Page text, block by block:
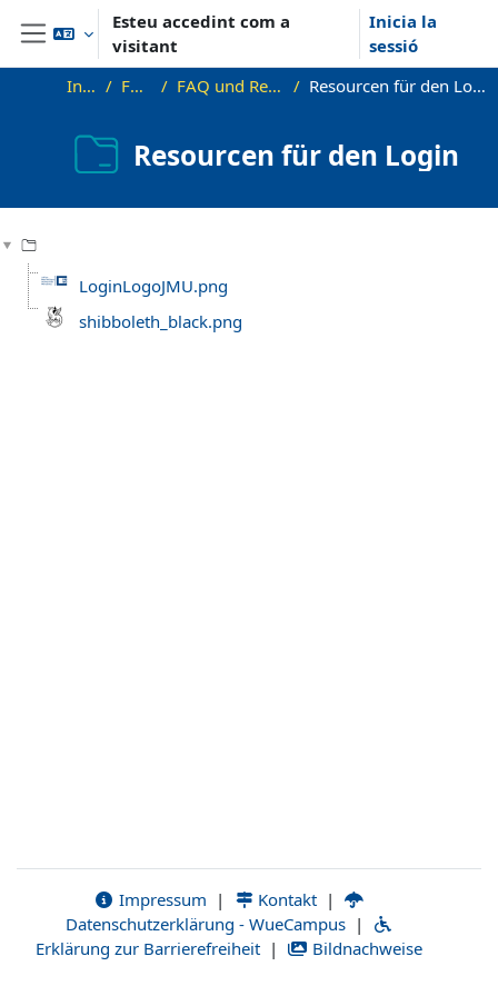
Ves al contingut principal
Panell lateral
Esteu accedint com a
visitant
Inicia la
sessió
Inici
FAQ FAQ und Recht Resourcen für den Login
Resourcen für den Login
LoginLogoJMU.png
shibboleth_black.png
Impressum | Kontakt |
Datenschutzerklärung - WueCampus |
Erklärung zur Barrierefreiheit | Bildnachweise